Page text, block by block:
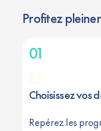
Profitez
01
Choisissez vos
Repérez les